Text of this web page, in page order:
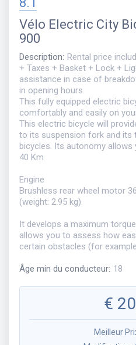
Vélo Electric City
900
Description: Rental price
+ Taxes + Basket + Lock +
assistance in case of
in opening hours.
This fully equipped electric
comfortably and easily on
This electric bicycle will
to its suspension fork and its
bicycles. Its autonomy
40 Km
Engine
Brushless rear wheel motor
(weight: 2.95 kg).
It develops a maximum
allows you to assess how
certain obstacles (for
Âge min du conducteur: 18
€
Meilleur